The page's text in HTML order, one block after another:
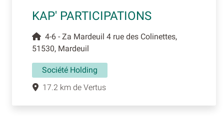
KAP' PARTICIPATIONS
4-6 - Za Mardeuil 4 rue des Colinettes,
51530, Mardeuil
Société Holding
17.2 km de Vertus